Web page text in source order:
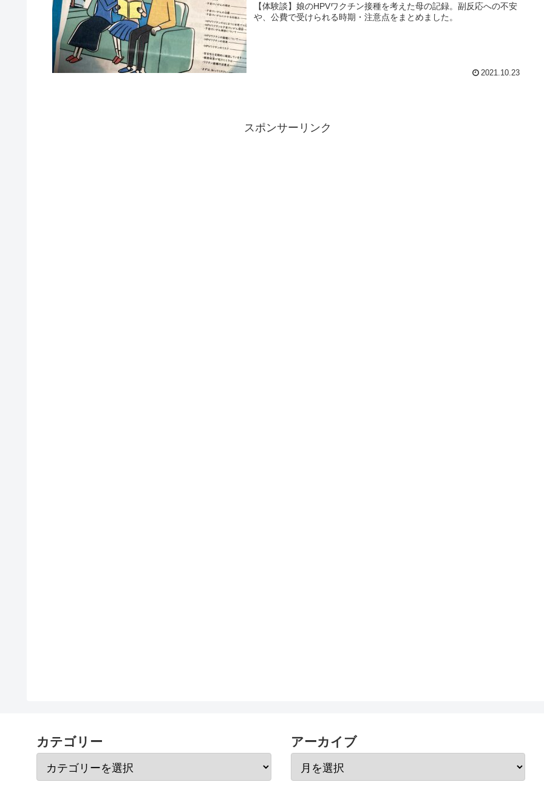
【体験談】娘のHPVワクチン接種を考えた母の記録。副反応への不安
や、公費で受けられる時期・注意点をまとめました。
2021.10.23
スポンサーリンク
カテゴリー アーカイブ